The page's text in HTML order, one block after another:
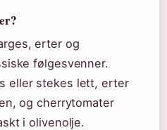
erter og
følgesvenner.
eller stekes lett, erter
og cherrytomater
i olivenolje.